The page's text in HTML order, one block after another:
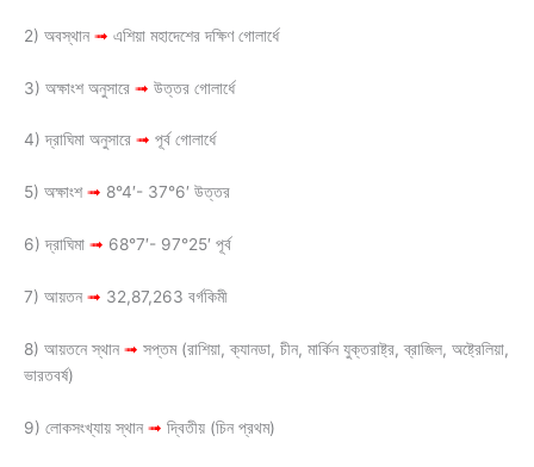
2) অবস্থান ➟ এশিয়া মহাদেশের দক্ষিণ গোলার্ধে
3) অক্ষাংশ অনুসারে ➟ উত্তর গোলার্ধে
4) দ্রাঘিমা অনুসারে ➟ পূর্ব গোলার্ধে
5) অক্ষাংশ ➟ 8°4′- 37°6′ উত্তর
6) দ্রাঘিমা ➟ 68°7′- 97°25′ পূর্ব
7) আয়তন ➟ 32,87,263 বর্গকিমী
8) আয়তনে স্থান ➟ সপ্তম (রাশিয়া, ক্যানডা, চীন, মার্কিন যুক্তরাষ্ট্র, ব্রাজিল, অষ্ট্রেলিয়া,
ভারতবর্ষ)
9) লোকসংখ্যায় স্থান ➟ দ্বিতীয় (চিন প্রথম)